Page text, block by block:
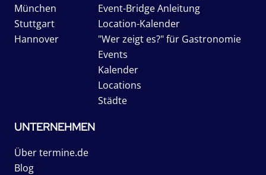
München
Stuttgart
Hannover
Event-Bridge Anleitung
Location-Kalender
"Wer zeigt es?" für Gastronomie
Events
Kalender
Locations
Städte
UNTERNEHMEN
Über termine.de
Blog